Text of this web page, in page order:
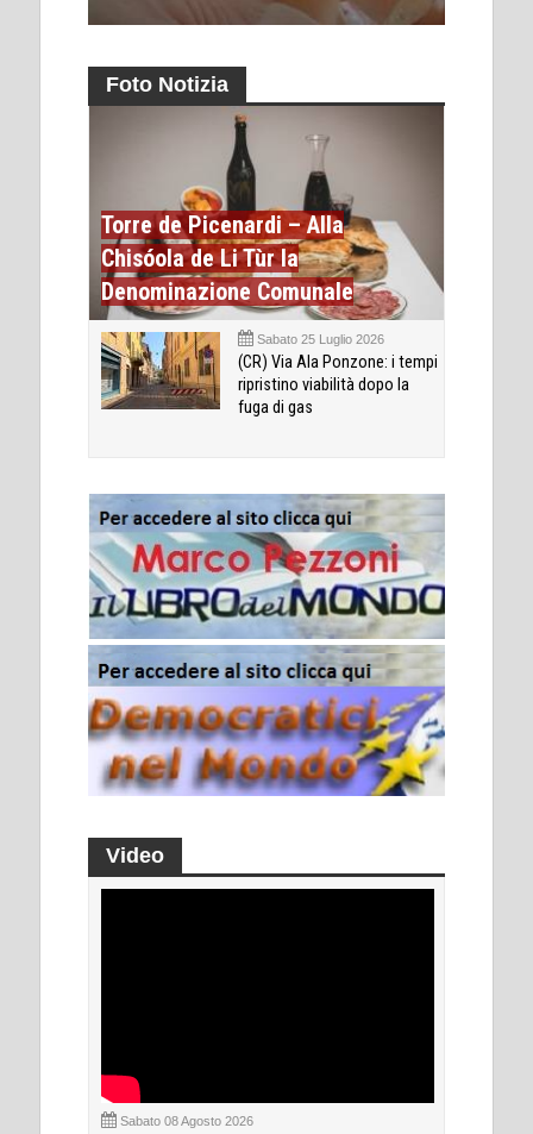
Foto Notizia
Torre de Picenardi – Alla
Chisóola de Li Tùr la
Denominazione Comunale
Sabato 25 Luglio 2026
(CR) Via Ala Ponzone: i tempi
ripristino viabilità dopo la
fuga di gas
Video
Sabato 08 Agosto 2026